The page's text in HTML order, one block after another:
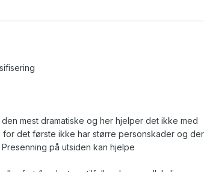
mest dramatiske og her hjelper det ikke med
for det første ikke har større personskader og
på utsiden kan hjelpe